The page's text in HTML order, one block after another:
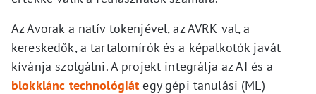
Az Avorak a natív tokenjével, az AVRK-val, a
kereskedők, a tartalomírók és a képalkotók javát
kívánja szolgálni. A projekt integrálja az AI és a
blokklánc technológiát egy gépi tanulási (ML)